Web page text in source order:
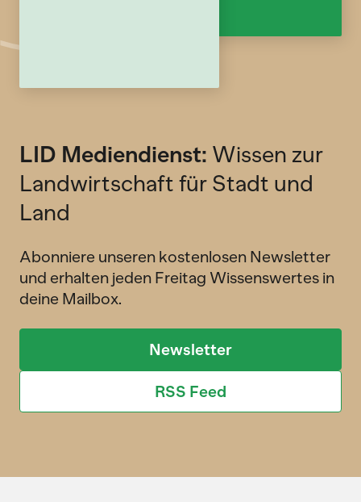
LID Mediendienst: Wissen zur
Landwirtschaft für Stadt und
Land
Abonniere unseren kostenlosen Newsletter
und erhalten jeden Freitag Wissenswertes in
deine Mailbox.
Newsletter
RSS Feed